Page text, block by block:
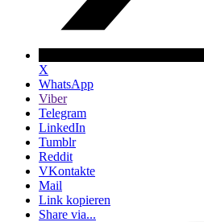
X
WhatsApp
Viber
Telegram
LinkedIn
Tumblr
Reddit
VKontakte
Mail
Link kopieren
Share via...